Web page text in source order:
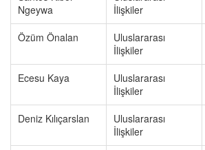
Ngeywa
İlişkiler
Özüm Önalan
Uluslararası
İlişkiler
Ecesu Kaya
Uluslararası
İlişkiler
Deniz Kılıçarslan
Uluslararası
İlişkiler